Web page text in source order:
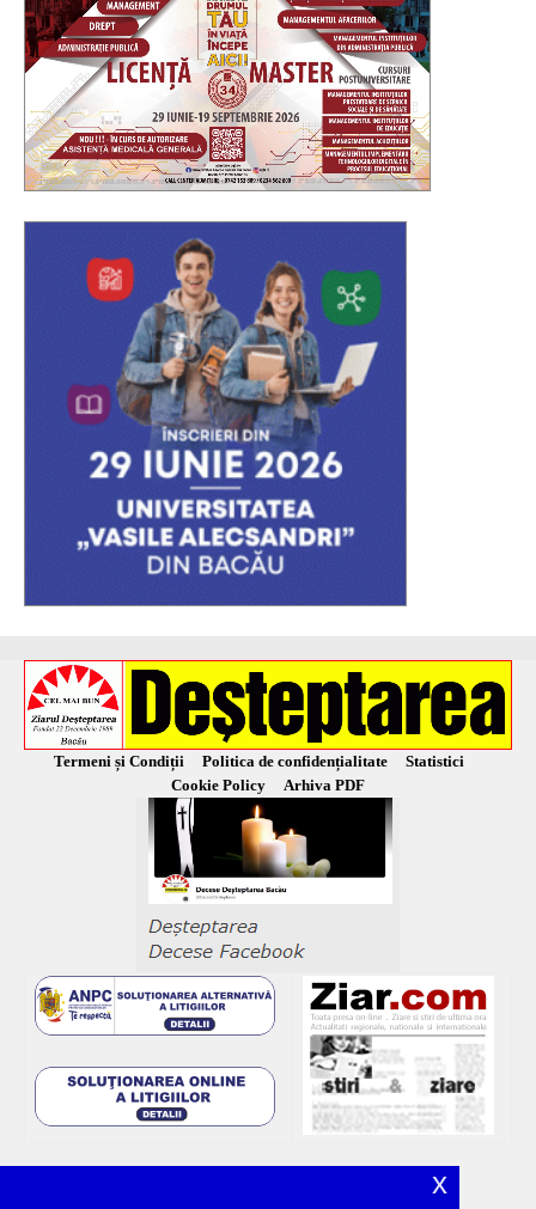
Termeni și Condiții Politica de confidențialitate
Statistici
Cookie Policy
Arhiva PDF
x